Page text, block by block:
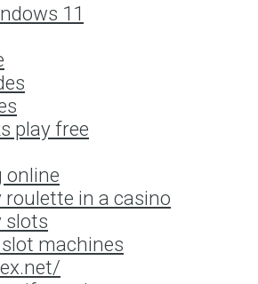
11
play free
online
roulette in a casino
slots
machines